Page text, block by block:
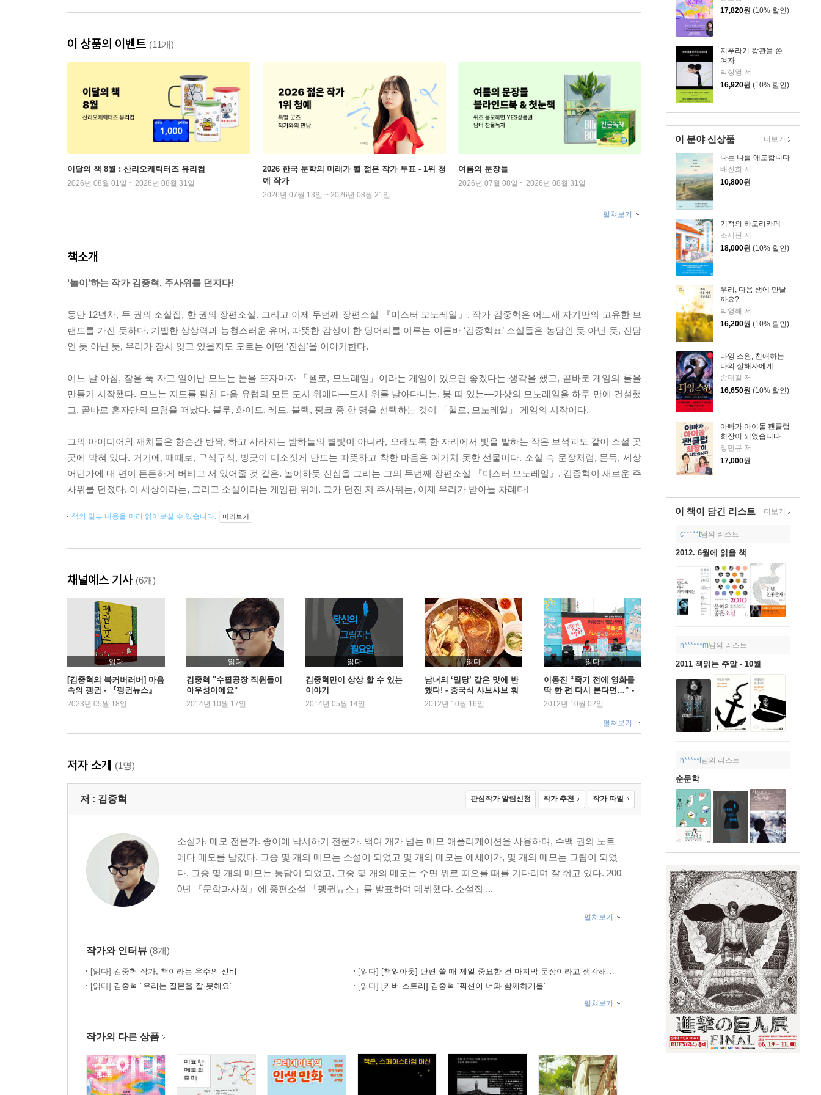
17,820원 (10% 할인)
지푸라기 왕관을 쓴
여자
박상영 저
16,920원 (10% 할인)
이 분야 신상품
나는 나를 애도합니다
배진희 저
10,800원
기적의 하도리카페
조세핀 저
18,000원 (10% 할인)
우리, 다음 생에 만날
까요?
박영해 저
16,200원 (10% 할인)
다잉 스완, 친애하는
나의 살해자에게
송대길 저
16,650원 (10% 할인)
아빠가 아이돌 팬클럽
회장이 되었습니다
정민규 저
17,000원
더보기
이 책이 담긴 리스트 더보기
c*****t님의 리스트
2012. 6월에 읽을 책
n******m님의 리스트
2011 책읽는 주말 - 10월
h*****l 님의 리스트
순문학
이 상품의 이벤트 (11개)
이달의 책 8월 : 산리오캐릭터즈 유리컵
2026년 08월 01일 ~ 2026년 08월 31일
2026 한국 문학의 미래가 될 젊은 작가 투표 - 1위 청
예 작가
2026년 07월 13일 ~ 2026년 08월 21일
여름의 문장들
2026년 07월 08일 ~ 2026년 08월 31일
펼쳐보기
책소개
‘놀이’하는 작가 김중혁, 주사위를 던지다!
등단 12년차, 두 권의 소설집, 한 권의 장편소설. 그리고 이제 두번째 장편소설 『미스터 모노레일』. 작가 김중혁은 어느새 자기만의 고유한 브
랜드를 가진 듯하다. 기발한 상상력과 능청스러운 유머, 따뜻한 감성이 한 덩어리를 이루는 이른바 ‘김중혁표’ 소설들은 농담인 듯 아닌 듯, 진담
인 듯 아닌 듯, 우리가 잠시 잊고 있을지도 모르는 어떤 ‘진심’을 이야기한다.
어느 날 아침, 잠을 푹 자고 일어난 모노는 눈을 뜨자마자 「헬로, 모노레일」이라는 게임이 있으면 좋겠다는 생각을 했고, 곧바로 게임의 룰을
만들기 시작했다. 모노는 지도를 펼친 다음 유럽의 모든 도시 위에다―도시 위를 날아다니는, 붕 떠 있는―가상의 모노레일을 하루 만에 건설했
고, 곧바로 혼자만의 모험을 떠났다. 블루, 화이트, 레드, 블랙, 핑크 중 한 명을 선택하는 것이 「헬로, 모노레일」 게임의 시작이다.
그의 아이디어와 재치들은 한순간 반짝, 하고 사라지는 밤하늘의 별빛이 아니라, 오래도록 한 자리에서 빛을 발하는 작은 보석과도 같이 소설 곳
곳에 박혀 있다. 거기에, 때때로, 구석구석, 빙긋이 미소짓게 만드는 따뜻하고 착한 마음은 예기치 못한 선물이다. 소설 속 문장처럼, 문득, 세상
어딘가에 내 편이 든든하게 버티고 서 있어줄 것 같은. 놀이하듯 진심을 그리는 그의 두번째 장편소설 『미스터 모노레일』. 김중혁이 새로운 주
사위를 던졌다. 이 세상이라는, 그리고 소설이라는 게임판 위에. 그가 던진 저 주사위는, 이제 우리가 받아들 차례다!
책의 일부 내용을 미리 읽어보실 수 있습니다. 미리보기
채널예스 기사 (6개)
읽다
[김중혁의 북커버러버] 마음
속의 펭귄 - 『펭귄뉴스』
2023년 05월 18일
읽다
김중혁 "수필공장 직원들이
아우성이에요"
2014년 10월 17일
읽다
김중혁만이 상상 할 수 있는
이야기
2014년 05월 14일
읽다
남녀의 ‘밀당’ 같은 맛에 반
했다! - 중국식 샤브샤브 훠
궈(火鍋)
2012년 10월 16일
읽다
이동진 “죽기 전에 영화를
딱 한 편 다시 본다면…” -
책이 숨쉬는 팟캐스트 <이
2012년 10월 02일
펼쳐보기
저자 소개 (1명)
저 : 김중혁 관심작가 알림신청 작가 추천 작가 파일
소설가. 메모 전문가. 종이에 낙서하기 전문가. 백여 개가 넘는 메모 애플리케이션을 사용하며, 수백 권의 노트
에다 메모를 남겼다. 그중 몇 개의 메모는 소설이 되었고 몇 개의 메모는 에세이가, 몇 개의 메모는 그림이 되었
다. 그중 몇 개의 메모는 농담이 되었고, 그중 몇 개의 메모는 수면 위로 떠오를 때를 기다리며 잘 쉬고 있다. 200
0년 『문학과사회』에 중편소설 「펭귄뉴스」를 발표하며 데뷔했다. 소설집 ...
펼쳐보기
작가와 인터뷰 (8개)
[읽다] 김중혁 작가, 책이라는 우주의 신비 [읽다] [책읽아웃] 단편 쓸 때 제일 중요한 건 마지막 문장이라고 생각해요 (G. 김중혁 소설가)
[읽다] 김중혁 "우리는 질문을 잘 못해요" [읽다] [커버 스토리] 김중혁 “픽션이 너와 함께하기를”
펼쳐보기
작가의 다른 상품